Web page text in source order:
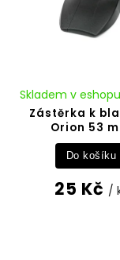
Zástěrka k
Orion 53
Skladem v eshopu
25 Kč /
Do košíku